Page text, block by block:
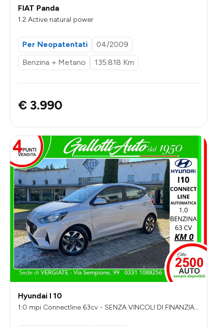
FIAT Panda
1.2 Active natural power
Per Neopatentati
04/2009
Benzina + Metano
135.818 Km
€ 3.990
Hyundai I 10
1.0 mpi Connectline 63cv - SENZA VINCOLI DI FINANZIA